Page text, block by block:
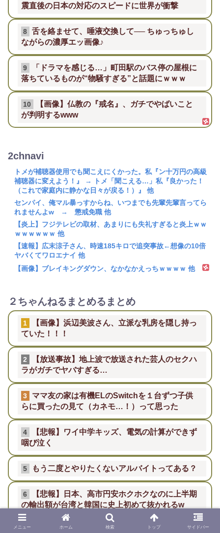
震直後の日本の対応のスピードに世界が衝撃
8
舌を絡ませて、唾液交換して── ちゅっちゅし
ながらの濃厚エッ画像♪
9
「ドラマを感じる…」町田駅のバス停の屋根に
落ちているものが“物騒すぎる”と話題にｗｗｗ
10
【画像】仏教の『戒名』、ガチでやばいこと
が判明するwww
2chnavi
トメが補聴器使用でも聞こえにくかった。私『ン十万円の高級
補聴器に変えよう！』 → トメ「聞こえる…」私『良かった！
（これで家庭内に静かな日々が戻る！）』 他
センパイ、俺マル暴っすからね、いつまでも先輩先輩言ってら
れませんよw → 懲戒免職 他
【炎上】フジテレビの取材、あまりにも失礼すぎると炎上ｗｗ
ｗｗｗｗｗｗ 他
【速報】広末涼子さん、時速185キロで追突事故←想像の10倍
ヤバくてワロエナイ 他
【画像】ブレイキングダウン、なかなかえっちｗｗｗｗ 他
２ちゃんねるまとめるまとめ
1
【画像】浜辺美波さん、立派な乳房を隠し持っ
ていた！！！
2
【放送事故】地上波で放送された芸人のセクハ
ラがガチでヤバすぎる…
3
ママ友の家は有機ELのSwitchを１台ずつ子供
らに買ったの見て（カネモ…！）って思った
4
【悲報】ワイ中学キッズ、電気の計算ができず
咽び泣く
5 もう二度とやりたくないアルバイトってある？
6
【悲報】日本、高市円安ホクホクなのに上半期
の輸出額が台湾と韓国に史上初めて抜かれるw
7 ぺこぱ松蔭寺「みんな右とか左とか拘りすぎ。
メニュー ホーム 検索 トップ サイドバー